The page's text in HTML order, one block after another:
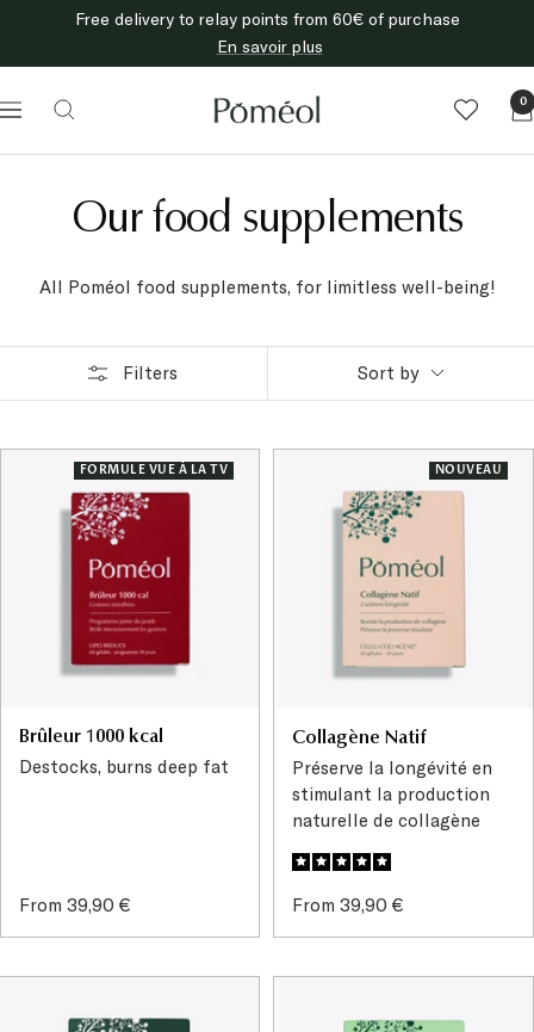
content
Free delivery to relay points from 60€ of purchase
En savoir plus
Navigation
Poméol 0
Our food supplements
All Poméol food supplements, for limitless well-being!
Filters Sort by
FORMULE VUE À LA TV
Brûleur 1000 kcal
Destocks, burns deep fat
Sale
From 39,90 €
NOUVEAU
Collagène Natif
Préserve la longévité en
stimulant la production
naturelle de collagène
Sale
From 39,90 €